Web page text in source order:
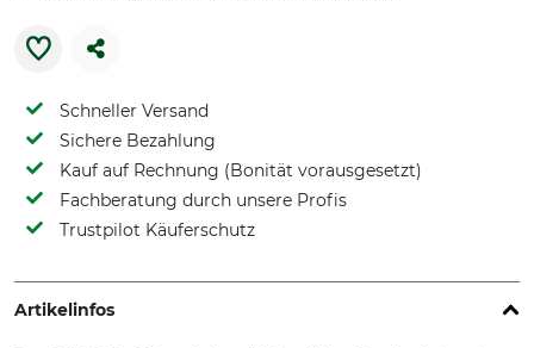
Schneller Versand
Sichere Bezahlung
Kauf auf Rechnung (Bonität vorausgesetzt)
Fachberatung durch unsere Profis
Trustpilot Käuferschutz
Artikelinfos